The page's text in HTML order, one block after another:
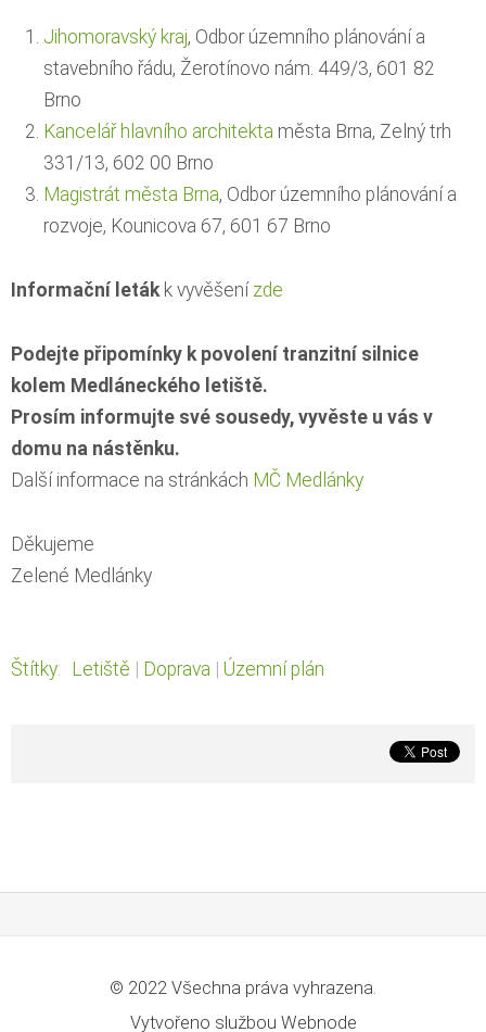
Jihomoravský kraj, Odbor územního plánování a
stavebního řádu, Žerotínovo nám. 449/3, 601 82
Brno
Kancelář hlavního architekta města Brna, Zelný trh
331/13, 602 00 Brno
Magistrát města Brna, Odbor územního plánování a
rozvoje, Kounicova 67, 601 67 Brno
Informační leták k vyvěšení zde
Podejte připomínky k povolení tranzitní silnice
kolem Medláneckého letiště.
Prosím informujte své sousedy, vyvěste u vás v
domu na nástěnku.
Další informace na stránkách MČ Medlánky
Děkujeme
Zelené Medlánky
Štítky: Letiště | Doprava | Územní plán
© 2022 Všechna práva vyhrazena.
Vytvořeno službou Webnode